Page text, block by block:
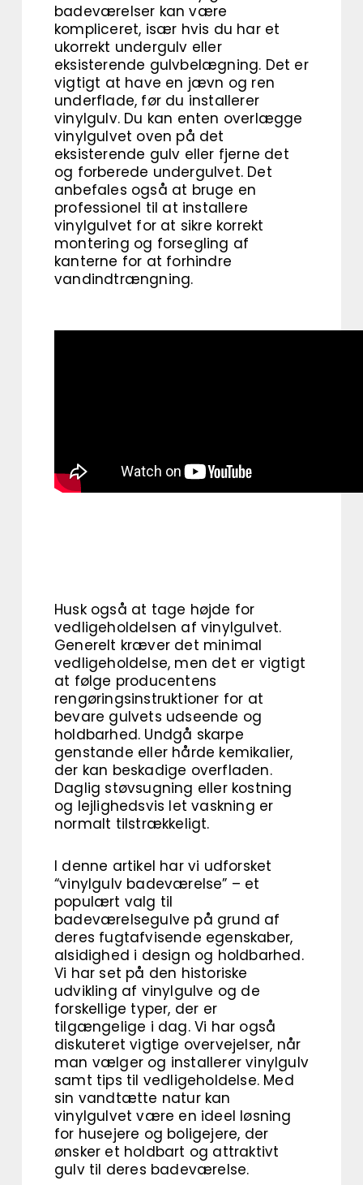
badeværelser kan være
kompliceret, især hvis du har et
ukorrekt undergulv eller
eksisterende gulvbelægning. Det er
vigtigt at have en jævn og ren
underflade, før du installerer
vinylgulv. Du kan enten overlægge
vinylgulvet oven på det
eksisterende gulv eller fjerne det
og forberede undergulvet. Det
anbefales også at bruge en
professionel til at installere
vinylgulvet for at sikre korrekt
montering og forsegling af
kanterne for at forhindre
vandindtrængning.
Husk også at tage højde for
vedligeholdelsen af vinylgulvet.
Generelt kræver det minimal
vedligeholdelse, men det er vigtigt
at følge producentens
rengøringsinstruktioner for at
bevare gulvets udseende og
holdbarhed. Undgå skarpe
genstande eller hårde kemikalier,
der kan beskadige overfladen.
Daglig støvsugning eller kostning
og lejlighedsvis let vaskning er
normalt tilstrækkeligt.
I denne artikel har vi udforsket
“vinylgulv badeværelse” – et
populært valg til
badeværelsegulve på grund af
deres fugtafvisende egenskaber,
alsidighed i design og holdbarhed.
Vi har set på den historiske
udvikling af vinylgulve og de
forskellige typer, der er
tilgængelige i dag. Vi har også
diskuteret vigtige overvejelser, når
man vælger og installerer vinylgulv
samt tips til vedligeholdelse. Med
sin vandtætte natur kan
vinylgulvet være en ideel løsning
for husejere og boligejere, der
ønsker et holdbart og attraktivt
gulv til deres badeværelse.